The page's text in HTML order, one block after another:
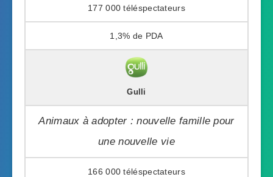
177 000
1,3%
Gulli
Animaux à adopter : nouvelle famille pour
une nouvelle vie
166 000